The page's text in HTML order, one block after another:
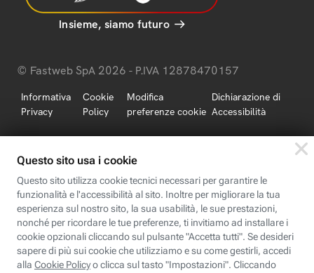
Insieme, siamo futuro
© Fastweb SpA 2026 - P.IVA 12878470157
Informativa
Privacy
Cookie
Policy
Modifica
preferenze cookie
Dichiarazione di
Accessibilità